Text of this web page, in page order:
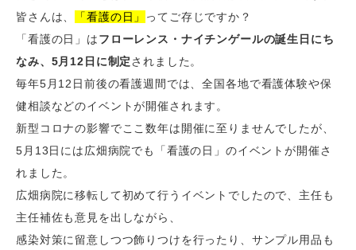
皆さんは、
「看護の日」
ってご存じですか？
「看護の日」はフローレンス・ナイチンゲールの誕生日にち
なみ、5月12日に制定されました。
毎年5 月 12 日前後の看護週間では、全国各地で看護体験や保
健相談などのイベントが開催されます。
新型コロナの影響でここ数年は開催に至りませんでしたが、
5 月 13日には広畑病院でも「看護の日」のイベントが開催さ
れました。
広畑病院に移転して初めて行うイベントでしたので、主任も
主任補佐も意見を出しながら、
感染対策に留意しつつ飾りつけを行ったり、サンプル用品も